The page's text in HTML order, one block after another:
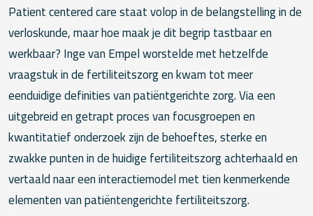
Patient centered care staat volop in de belangstelling in de
verloskunde, maar hoe maak je dit begrip tastbaar en
werkbaar? Inge van Empel worstelde met hetzelfde
vraagstuk in de fertiliteitszorg en kwam tot meer
eenduidige definities van patiëntgerichte zorg. Via een
uitgebreid en getrapt proces van focusgroepen en
kwantitatief onderzoek zijn de behoeftes, sterke en
zwakke punten in de huidige fertiliteitszorg achterhaald en
vertaald naar een interactiemodel met tien kenmerkende
elementen van patiëntengerichte fertiliteitszorg.